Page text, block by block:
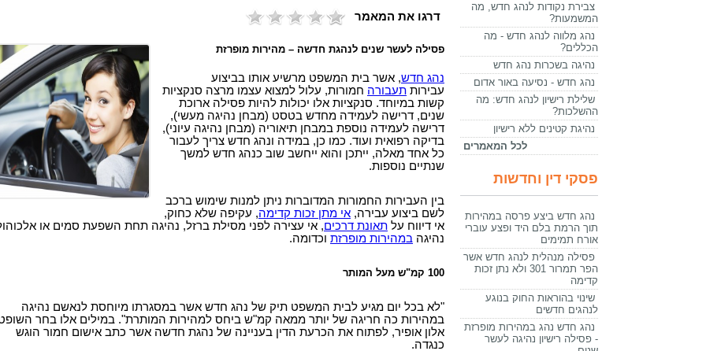
דרגו את המאמר
פסילה לעשר שנים לנהגת חדשה – מהירות מופרזת
נהג חדש, אשר בית המשפט מרשיע אותו בביצוע
עבירות תעבורה חמורות, עלול למצוא עצמו מרצה סנקציות
קשות במיוחד. סנקציות אלו יכולות להיות פסילה ארוכת
שנים, דרישה לעמידה מחדש בטסט (מבחן נהיגה מעשי),
דרישה לעמידה נוספת במבחן תיאוריה (מבחן נהיגה עיוני),
בדיקה רפואית ועוד. כמו כן, במידה ונהג חדש צריך לעבור
כל אחד מאלה, ייתכן והוא ייחשב שוב כנהג חדש למשך
שנתיים נוספות.
בין העבירות החמורות המדוברות ניתן למנות שימוש ברכב
לשם ביצוע עבירה, אי מתן זכות קדימה, עקיפה שלא כחוק,
אי דיווח על תאונת דרכים, אי עצירה לפני מסילת ברזל, נהיגה תחת השפעת סמים או
נהיגה במהירות מופרזת וכדומה.
100 קמ"ש מעל המותר
"לא בכל יום מגיע לבית המשפט תיק של נהג חדש אשר במסגרתו מיוחסת לנאשם נהיגה
במהירות כה חריגה של יותר ממאה קמ"ש ביחס למהירות המותרת". במילים אלו בחר
אלון אופיר, לפתוח את הכרעת הדין בעניינה של נהגת חדשה אשר כתב אישום חמור הוגש
כנגדה.
צבירת נקודות לנהג חדש, מה
המשמעות?
נהג מלווה לנהג חדש - מה
הכללים?
נהיגה בשכרות נהג חדש
נהג חדש - נסיעה באור אדום
שלילת רישיון לנהג חדש: מה
ההשלכות?
נהיגת קטינים ללא רישיון
לכל המאמרים
פסקי דין וחדשות
נהג חדש ביצע פרסה במהירות
תוך הרמת בלם היד ופצע עוברי
אורח תמימים
פסילה מנהלית לנהג חדש אשר
הפר תמרור 301 ולא נתן זכות
קדימה
שינוי בהוראות החוק בנוגע
לנהגים חדשים
נהג חדש נהג במהירות מופרזת
- פסילה רישיון נהיגה לעשר